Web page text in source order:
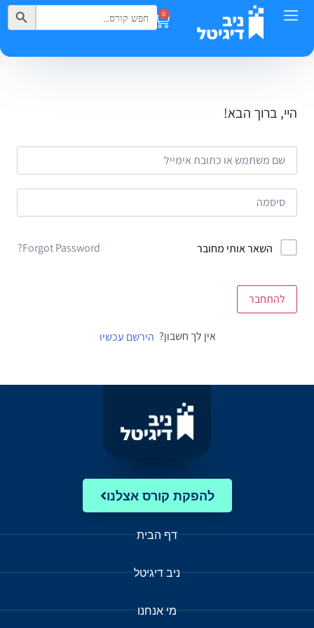
0
Search
for:
Search Button
היי, ברוך הבא!
השאר אותי מחובר Forgot Password?
להתחבר
אין לך חשבון? הירשם עכשיו
להפקת קורס אצלנו
דף הבית
ניב דיגיטל
מי אנחנו